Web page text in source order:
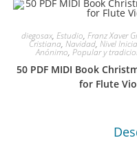
diegosax, Estudio, Franz Xaver
Cristiana, Navidad, Nivel
Anónimo, Popular y
50 PDF MIDI Book
for Flute